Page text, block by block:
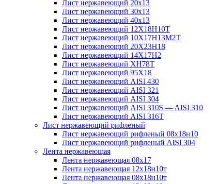
Лист нержавеющий 20х13
Лист нержавеющий 30х13
Лист нержавеющий 40х13
Лист нержавеющий 12Х18Н10Т
Лист нержавеющий 10Х17Н13М2T
Лист нержавеющий 20Х23Н18
Лист нержавеющий 14Х17Н2
Лист нержавеющий ХН78Т
Лист нержавеющий 95Х18
Лист нержавеющий AISI 430
Лист нержавеющий AISI 321
Лист нержавеющий AISI 304
Лист нержавеющий AISI 310S — AISI 310
Лист нержавеющий AISI 316T
Лист нержавеющий рифленый
Лист нержавеющий рифленый 08х18н10
Лист нержавеющий рифленый AISI 304
Лента нержавеющая
Лента нержавеющая 08х17
Лента нержавеющая 12х18н10т
Лента нержавеющая 08х18н10т